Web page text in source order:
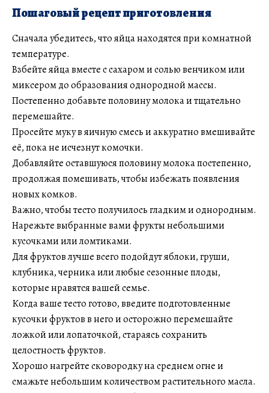
Пошаговый рецепт приготовления
Сначала убедитесь, что яйца находятся при комнатной
температуре.
Взбейте яйца вместе с сахаром и солью венчиком или
миксером до образования однородной массы.
Постепенно добавьте половину молока и тщательно
перемешайте.
Просейте муку в яичную смесь и аккуратно вмешивайте
её, пока не исчезнут комочки.
Добавляйте оставшуюся половину молока постепенно,
продолжая помешивать, чтобы избежать появления
новых комков.
Важно, чтобы тесто получилось гладким и однородным.
Нарежьте выбранные вами фрукты небольшими
кусочками или ломтиками.
Для фруктов лучше всего подойдут яблоки, груши,
клубника, черника или любые сезонные плоды,
которые нравятся вашей семье.
Когда ваше тесто готово, введите подготовленные
кусочки фруктов в него и осторожно перемешайте
ложкой или лопаточкой, стараясь сохранить
целостность фруктов.
Хорошо нагрейте сковородку на среднем огне и
смажьте небольшим количеством растительного масла.